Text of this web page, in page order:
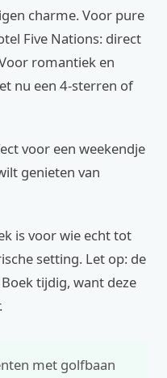
charme. Voor pure
Five Nations: direct
romantiek en
nu een 4-sterren of
voor een weekendje
genieten van
is voor wie echt tot
setting. Let op: de
tijdig, want deze
met golfbaan